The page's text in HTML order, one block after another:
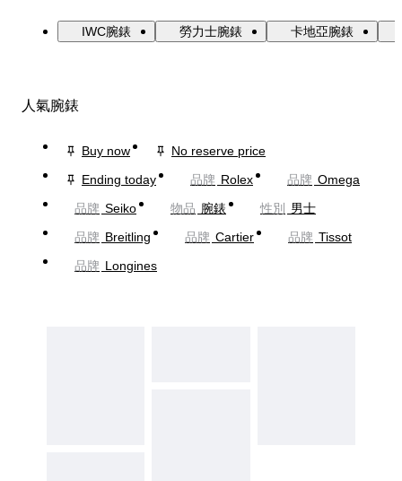
IWC腕錶 勞力士腕錶 卡地亞腕錶
人氣腕錶
Buy now
No reserve price
Ending today
品牌 Rolex 品牌 Omega
品牌 Seiko 物品 腕錶 性別
男士
品牌 Breitling 品牌 Cartier 品牌 Tissot
品牌 Longines